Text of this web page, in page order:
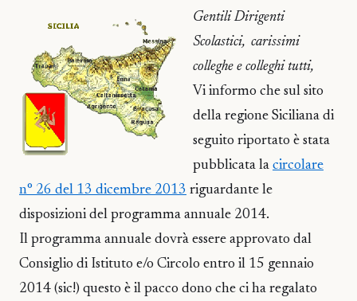
Gentili Dirigenti
Scolastici, carissimi
colleghe e colleghi tutti,
Vi informo che sul sito
della regione Siciliana di
seguito riportato è stata
pubblicata la circolare
n° 26 del 13 dicembre 2013 riguardante le
disposizioni del programma annuale 2014.
Il programma annuale dovrà essere approvato dal
Consiglio di Istituto e/o Circolo entro il 15 gennaio
2014 (sic!) questo è il pacco dono che ci ha regalato